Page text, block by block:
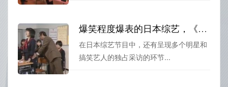
爆笑程度爆表的日本综艺，《志村大爆笑》下载妙不可言
在日本综艺节目中，还有呈现多个明星和
搞笑艺人的独占采访的环节...